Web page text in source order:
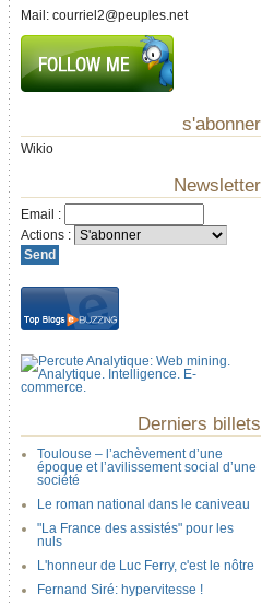
Mail: courriel2@peuples.net
s'abonner
Wikio
Newsletter
Email :
Actions :
Derniers billets
Toulouse – l’achèvement d’une
époque et l’avilissement social d’une
société
Le roman national dans le caniveau
"La France des assistés" pour les
nuls
L'honneur de Luc Ferry, c'est le nôtre
Fernand Siré: hypervitesse !